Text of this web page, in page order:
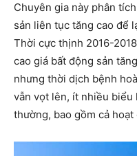
Chuyên gia này phân
sản liên tục tăng cao để
Thời cực thịnh 2016-
cao giá bất động sản
nhưng thời dịch bệnh
vẫn vọt lên, ít nhiều biểu
thường, bao gồm cả hoạt